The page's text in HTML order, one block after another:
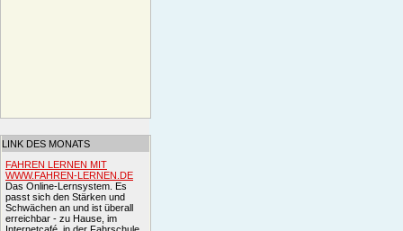
LINK DES MONATS
FAHREN LERNEN MIT
WWW.FAHREN-LERNEN.DE
Das Online-Lernsystem. Es
passt sich den Stärken und
Schwächen an und ist überall
erreichbar - zu Hause, im